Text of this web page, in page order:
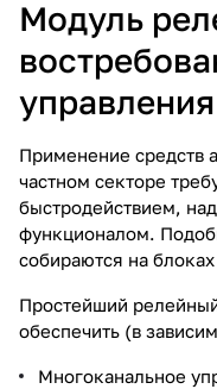
Модуль
управления
Применение средств
частном секторе
быстродействием,
функционалом.
собираются на
Простейший
обеспечить (в
Многоканальное